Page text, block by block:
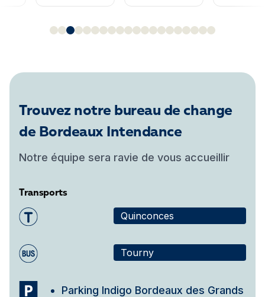
Trouvez notre bureau de change
de Bordeaux Intendance
Notre équipe sera ravie de vous accueillir
Transports
Quinconces
Tourny
Parking Indigo Bordeaux des Grands